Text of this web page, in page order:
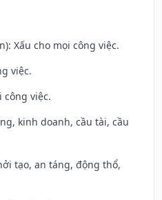
Xấu cho mọi công việc.
việc.
công việc.
kinh doanh, cầu tài, cầu
tạo, an táng, động thổ,